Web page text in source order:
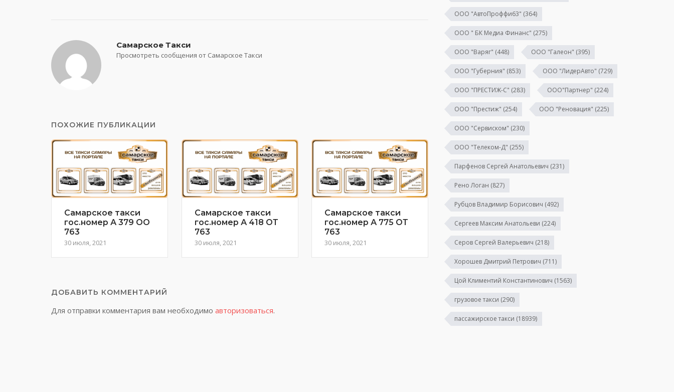
Самарское Такси
Просмотреть сообщения от Самарское Такси
ПОХОЖИЕ ПУБЛИКАЦИИ
Самарское такси
гос.номер А 379 ОО
763
30 июля, 2021
Самарское такси
гос.номер А 418 ОТ
763
30 июля, 2021
Самарское такси
гос.номер А 775 ОТ
763
30 июля, 2021
ДОБАВИТЬ КОММЕНТАРИЙ
Для отправки комментария вам необходимо авторизоваться.
ООО "АвтоПроффи63" (364)
ООО " БК Медиа Финанс" (275)
ООО "Варяг" (448) ООО "Галеон" (395)
ООО "Губерния" (853) ООО "ЛидерАвто" (729)
ООО "ПРЕСТИЖ-С" (283) ООО"Партнер" (224)
ООО "Престиж" (254) ООО "Реновация" (225)
ООО "Сервиском" (230)
ООО "Телеком-Д" (255)
Парфенов Сергей Анатольевич (231)
Рено Логан (827)
Рубцов Владимир Борисович (492)
Сергеев Максим Анатольеви (224)
Серов Сергей Валерьевич (218)
Хорошев Дмитрий Петрович (711)
Цой Климентий Константинович (1563)
грузовое такси (290)
пассажирское такси (18939)